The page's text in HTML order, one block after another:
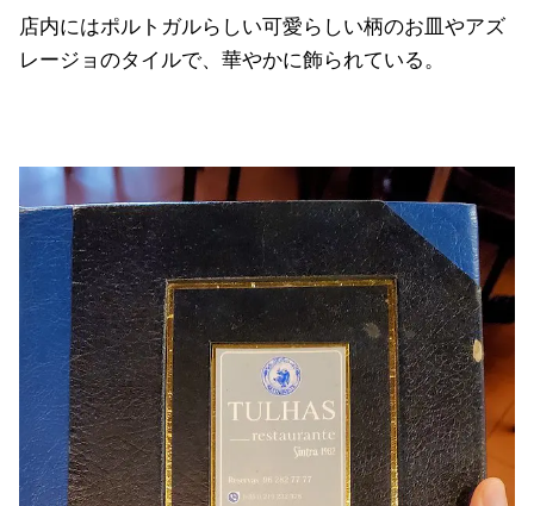
店内にはポルトガルらしい可愛らしい柄のお皿やアズ
レージョのタイルで、華やかに飾られている。